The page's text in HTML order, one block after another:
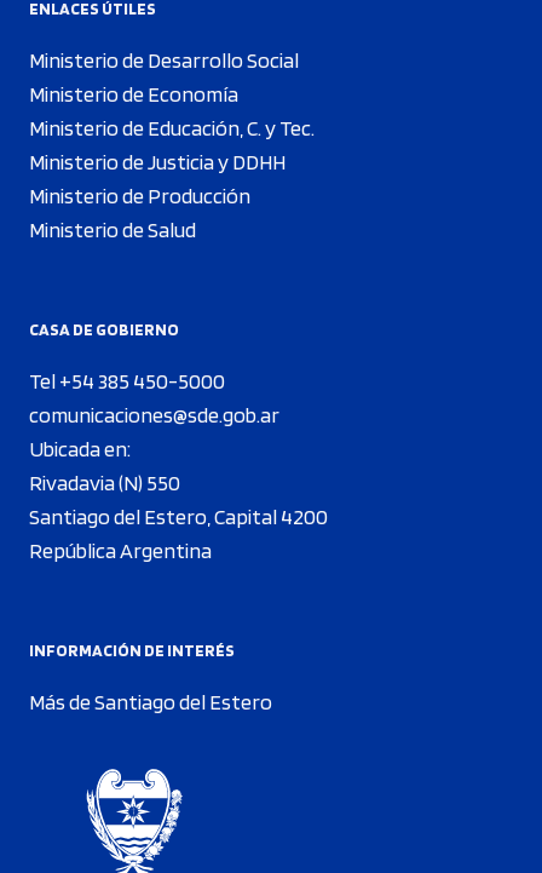
ENLACES ÚTILES
Ministerio de Desarrollo Social
Ministerio de Economía
Ministerio de Educación, C. y Tec.
Ministerio de Justicia y DDHH
Ministerio de Producción
Ministerio de Salud
CASA DE GOBIERNO
Tel +54 385 450-5000
comunicaciones@sde.gob.ar
Ubicada en:
Rivadavia (N) 550
Santiago del Estero, Capital 4200
República Argentina
INFORMACIÓN DE INTERÉS
Más de Santiago del Estero